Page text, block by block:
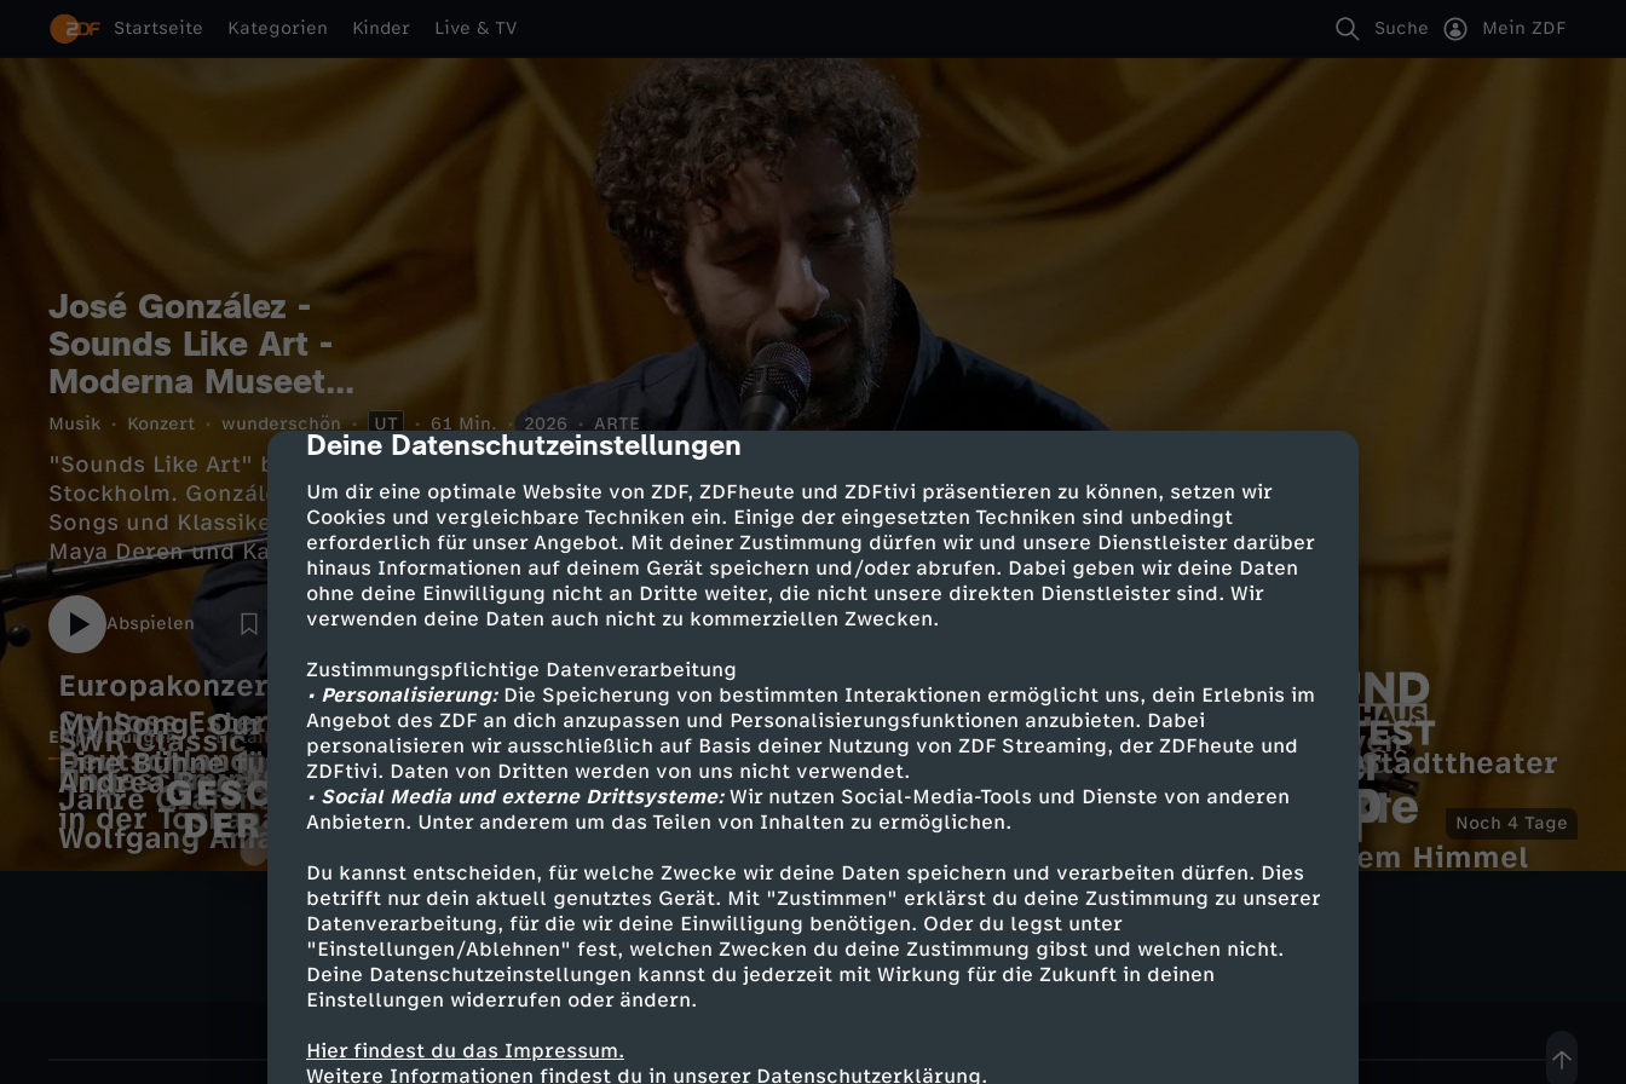
cmp-dialog-description
Deine Datenschutzeinstellungen
Um dir eine optimale Website von ZDF, ZDFheute und ZDFtivi präsentieren zu können, setzen wir
Cookies und vergleichbare Techniken ein. Einige der eingesetzten Techniken sind unbedingt
erforderlich für unser Angebot. Mit deiner Zustimmung dürfen wir und unsere Dienstleister darüber
hinaus Informationen auf deinem Gerät speichern und/oder abrufen. Dabei geben wir deine Daten
ohne deine Einwilligung nicht an Dritte weiter, die nicht unsere direkten Dienstleister sind. Wir
verwenden deine Daten auch nicht zu kommerziellen Zwecken.
Zustimmungspflichtige Datenverarbeitung
• Personalisierung:Die Speicherung von bestimmten Interaktionen ermöglicht uns, dein Erlebnis im
Angebot des ZDF an dich anzupassen und Personalisierungsfunktionen anzubieten. Dabei
personalisieren wir ausschließlich auf Basis deiner Nutzung von ZDF Streaming, der ZDFheute und
ZDFtivi. Daten von Dritten werden von uns nicht verwendet.
• Social Media und externe Drittsysteme:Wir nutzen Social-Media-Tools und Dienste von anderen
Anbietern. Unter anderem um das Teilen von Inhalten zu ermöglichen.
Du kannst entscheiden, für welche Zwecke wir deine Daten speichern und verarbeiten dürfen. Dies
betrifft nur dein aktuell genutztes Gerät. Mit "Zustimmen" erklärst du deine Zustimmung zu unserer
Datenverarbeitung, für die wir deine Einwilligung benötigen. Oder du legst unter
"Einstellungen/Ablehnen" fest, welchen Zwecken du deine Zustimmung gibst und welchen nicht.
Deine Datenschutzeinstellungen kannst du jederzeit mit Wirkung für die Zukunft in deinen
Einstellungen widerrufen oder ändern.
Hier findest du das Impressum.
Weitere Informationen findest du in unserer Datenschutzerklärung.
Startseite Kategorien Kinder Live & TV Suche Mein ZDF
José González -
Sounds Like Art -
Moderna Museet
Stockholm
Musik Konzert wunderschön UT 61 Min. 2026 ARTE
"Sounds Like Art" begleitet José González in das Moderna Museet in
Stockholm. González spielt eine Mischung aus reflektierenden neuen
Songs und Klassikern inmitten beeindruckender Werke von Carsten Höller,
Maya Deren und Karol Radziszewski. González spricht über die Wurzeln
seiner Familie im politischen Exil und seine Hoffnungen für unsere
gemeinsame Zukunft.
Abspielen
Empfehlungen Details
E
m
Europakonzert 2026 aus
Schloss Esterházy
M
e
t
r
o
P
p
A
SWR Classic ARD Klassik
Noch 4
Louis van Beethoven
My Song, Our History –
Deutschland, deine Lieder
Knapp Daneben - Musik & Talk
mit Heiner Knapp
Sound of Germany
Ungeschminkt
Mehr als Musik - Die Kraft der
Chöre
r
o
Eine Bühne für Weltstars - 20
Jahre Grafenegg
37 Grad Leben - die Einzeldokus
Mozart-Requiem, Stadttheater
Wiener Neustadt
Andrea Bocelli: Sommernacht
in der Toskana
Galaxymphony
a
p
Wolfgang Amadeus Mozart
G
e
m
Q
u
A
t
o
Klassik unter freiem Himmel